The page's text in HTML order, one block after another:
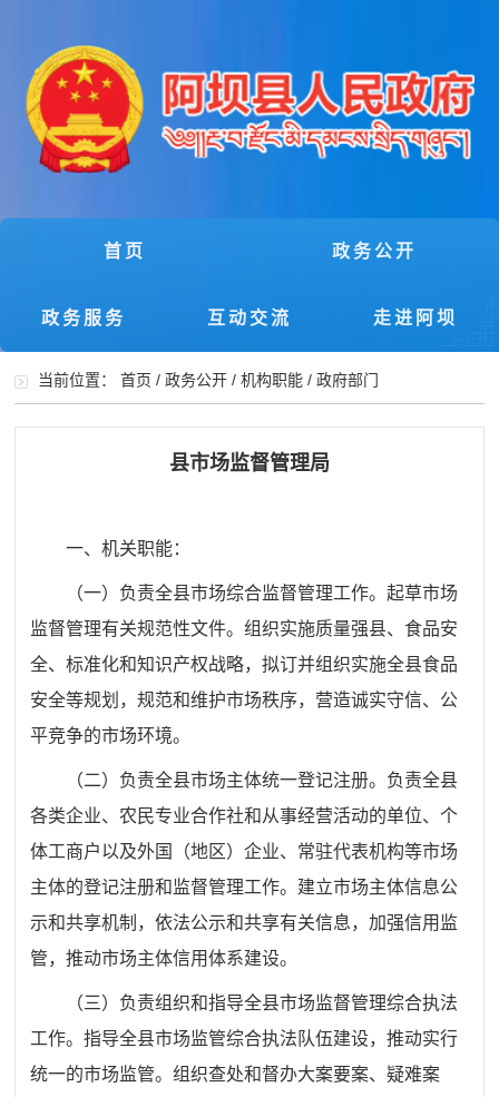
首页 政务公开
政务服务 互动交流 走进阿坝
当前位置：首页 /政务公开 /机构职能 /政府部门
县市场监督管理局
一、机关职能：
（一）负责全县市场综合监督管理工作。起草市场
监督管理有关规范性文件。组织实施质量强县、食品安
全、标准化和知识产权战略，拟订并组织实施全县食品
安全等规划，规范和维护市场秩序，营造诚实守信、公
平竞争的市场环境。
（二）负责全县市场主体统一登记注册。负责全县
各类企业、农民专业合作社和从事经营活动的单位、个
体工商户以及外国（地区）企业、常驻代表机构等市场
主体的登记注册和监督管理工作。建立市场主体信息公
示和共享机制，依法公示和共享有关信息，加强信用监
管，推动市场主体信用体系建设。
（三）负责组织和指导全县市场监督管理综合执法
工作。指导全县市场监管综合执法队伍建设，推动实行
统一的市场监管。组织查处和督办大案要案、疑难案